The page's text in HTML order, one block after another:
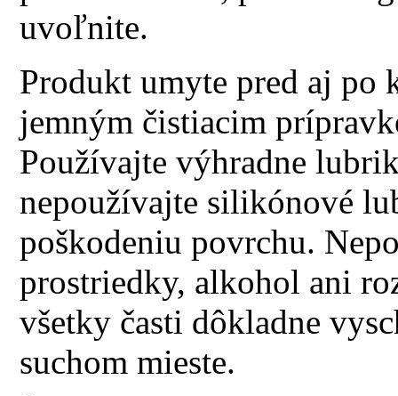
uvoľnite.
Produkt umyte pred aj po
jemným čistiacim
Používajte výhradne
nepoužívajte silikónové
poškodeniu povrchu.
prostriedky, alkohol ani
všetky časti dôkladne
suchom mieste.